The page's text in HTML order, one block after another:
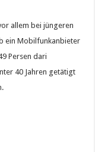
allem bei jüngeren
ein Mobilfunkanbieter
Persen dari
40 Jahren getätigt